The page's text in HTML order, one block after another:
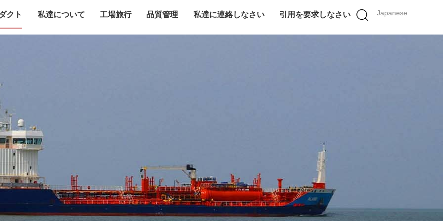
Japanese
クト 私達について 工場旅行 品質管理 私達に連絡しなさい 引用を要求しなさい